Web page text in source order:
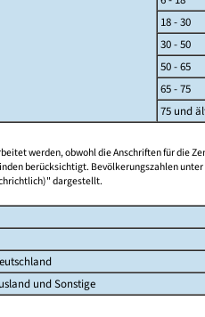
18 - 30
30 - 50
50 - 65
65 - 75
75 und
werden, obwohl die Anschriften für die
berücksichtigt. Bevölkerungszahlen
dargestellt.
und Sonstige